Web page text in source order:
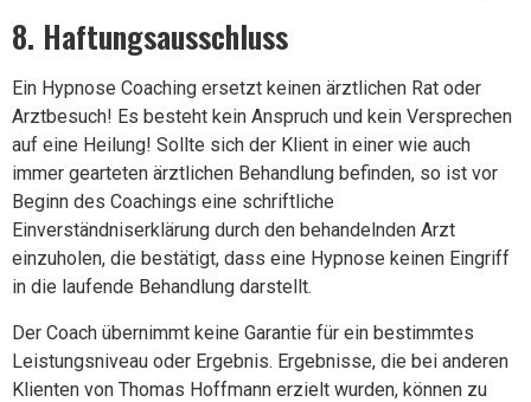
8. Haftungsausschluss
Ein Hypnose Coaching ersetzt keinen ärztlichen Rat oder
Arztbesuch! Es besteht kein Anspruch und kein Versprechen
auf eine Heilung! Sollte sich der Klient in einer wie auch
immer gearteten ärztlichen Behandlung befinden, so ist vor
Beginn des Coachings eine schriftliche
Einverständniserklärung durch den behandelnden Arzt
einzuholen, die bestätigt, dass eine Hypnose keinen Eingriff
in die laufende Behandlung darstellt.
Der Coach übernimmt keine Garantie für ein bestimmtes
Leistungsniveau oder Ergebnis. Ergebnisse, die bei anderen
Klienten von Thomas Hoffmann erzielt wurden, können zu